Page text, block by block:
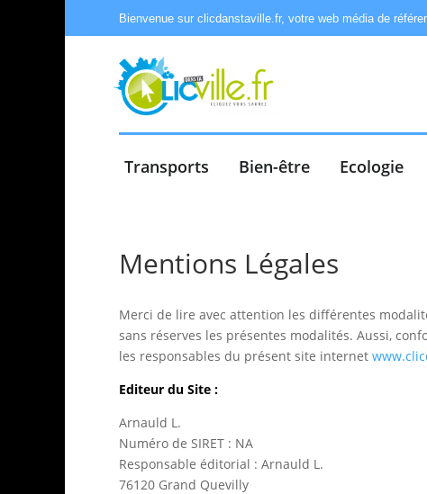
Bienvenue sur clicdanstaville.fr, votre web média de
Transports Bien-être Ecologie
Mentions Légales
Merci de lire avec attention les différentes
sans réserves les présentes modalités. Aussi,
les responsables du présent site internet
Editeur du Site :
Arnauld L.
Numéro de SIRET : NA
Responsable éditorial : Arnauld L.
76120 Grand Quevilly